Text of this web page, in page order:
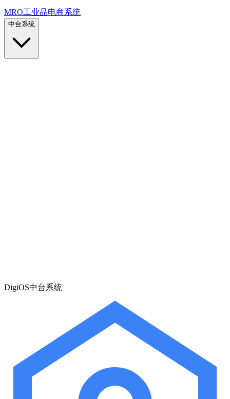
MRO工业品电商系统
中台系统
DigiOS中台系统